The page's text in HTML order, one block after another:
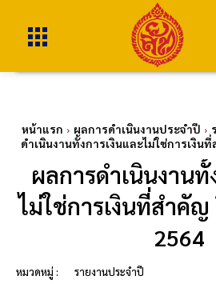
หน้าแรก ผลการดำเนินงานประจำปี
ดำเนินงานทั้งการเงินและไม่ใช่การเงิ
ผลการดำเนินงานทั้
ไม่ใช่การเงินที่สำคั
2564
หมวดหมู่ : รายงานประจำปี